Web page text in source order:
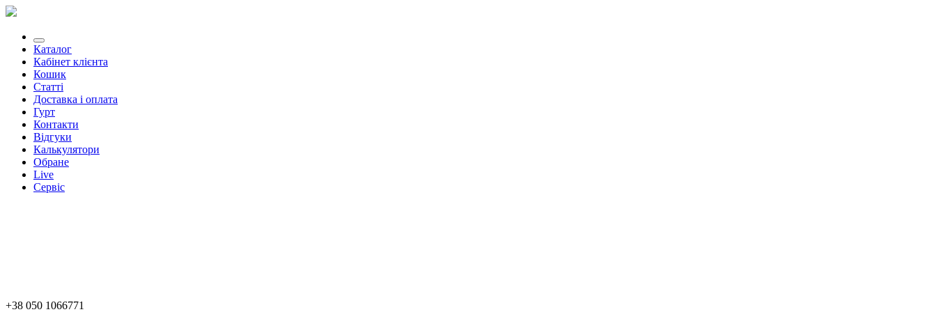
Каталог
Кабінет клієнта
Кошик
Статті
Доставка і оплата
Гурт
Контакти
Відгуки
Калькулятори
Обране
Live
Сервіс
+38 050 1066771